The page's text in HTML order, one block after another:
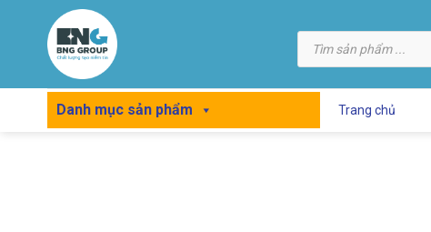
content
Tìm
kiếm
Danh mục sản phẩm Trang chủ